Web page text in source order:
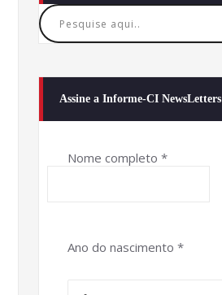
Assine a Informe-CI NewsLetters
Nome completo *
Ano do nascimento *